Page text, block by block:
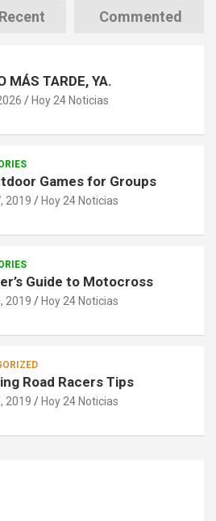
Recent Commented
MÁS TARDE, YA.
Hoy 24 Noticias
Games for Groups
2019 Hoy 24 Noticias
Guide to Motocross
2019 Hoy 24 Noticias
Road Racers Tips
2019 Hoy 24 Noticias